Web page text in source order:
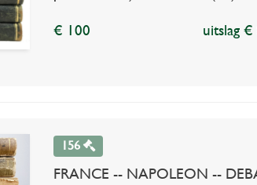
€ 100 uitslag €
156
FRANCE -- NAPOLEON --